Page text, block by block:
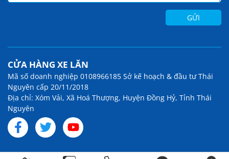
CỬA HÀNG XE LĂN
Mã số doanh nghiệp 0108966185 Sở kế hoạch & đầu tư Thái
Nguyên cấp 20/11/2018
Địa chỉ: Xóm Vải, Xã Hoá Thượng, Huyện Đồng Hỷ, Tỉnh Thái
Nguyên